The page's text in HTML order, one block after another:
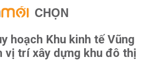
CHỌN
hoạch Khu kinh tế Vũng
vị trí xây dựng khu đô thị